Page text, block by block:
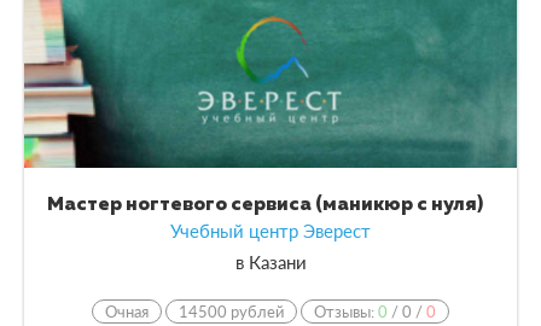
Мастер ногтевого сервиса (маникюр с нуля)
Учебный центр Эверест
вКазани
Очная 14500 рублей Отзывы:0 /0 /0